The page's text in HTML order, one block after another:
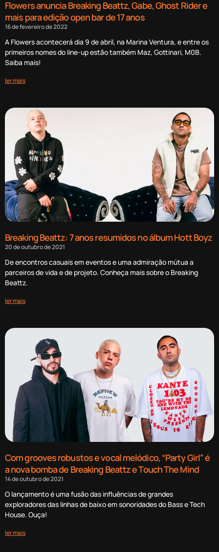
Flowers anuncia Breaking Beattz, Gabe, Ghost Rider e
mais para edição open bar de 17 anos
16 de fevereiro de 2022
A Flowers acontecerá dia 9 de abril, na Marina Ventura, e entre os
primeiros nomes do line-up estão também Maz, Gottinari, M0B.
Saiba mais!
ler mais
Breaking Beattz: 7 anos resumidos no álbum Hott Boyz
20 de outubro de 2021
De encontros casuais em eventos e uma admiração mútua a
parceiros de vida e de projeto. Conheça mais sobre o Breaking
Beattz.
ler mais
Com grooves robustos e vocal melódico, “Party Girl” é
a nova bomba de Breaking Beattz e Touch The Mind
14 de outubro de 2021
O lançamento é uma fusão das influências de grandes
exploradores das linhas de baixo em sonoridades do Bass e Tech
House. Ouça!
ler mais